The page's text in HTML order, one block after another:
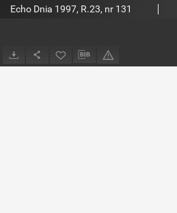
Echo Dnia 1997, R.23, nr 131